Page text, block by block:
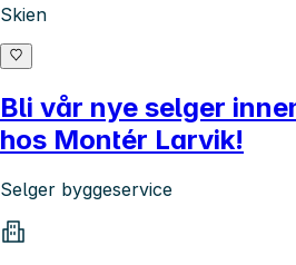
Skien
Bli vår nye selger
hos Montér Larvik!
Selger byggeservice